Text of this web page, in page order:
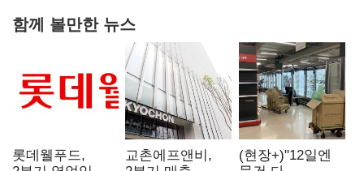
함께 볼만한 뉴스
롯데웰푸드,
교촌에프앤비,
(현장+)"12일엔